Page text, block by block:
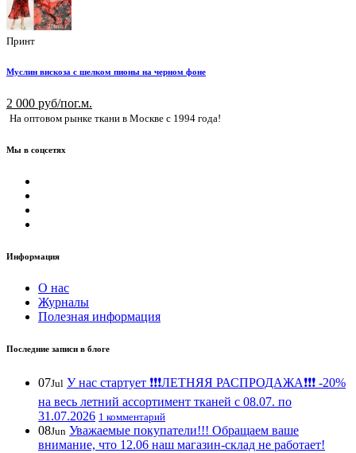
Принт
Муслин вискоза с шелком пионы на черном фоне
2 000 руб/пог.м.
На оптовом рынке ткани в Москве с 1994 года!
Мы в соцсетях
Информация
О нас
Журналы
Полезная информация
Последние записи в блоге
07Jul У нас стартует ❗️❗️❗️ЛЕТНЯЯ РАСПРОДАЖА❗️❗️❗️ -20%
на весь летний ассортимент тканей с 08.07. по
31.07.2026 1 комментарий
08Jun Уважаемые покупатели!!! Обращаем ваше
внимание, что 12.06 наш магазин-склад не работает!